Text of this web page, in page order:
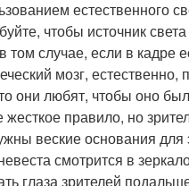
естественного
чтобы источник
том случае, если в кадре
мозг,
они любят, чтобы оно
жесткое правило, но
веские основания для
смотрится в
глаза зрителей